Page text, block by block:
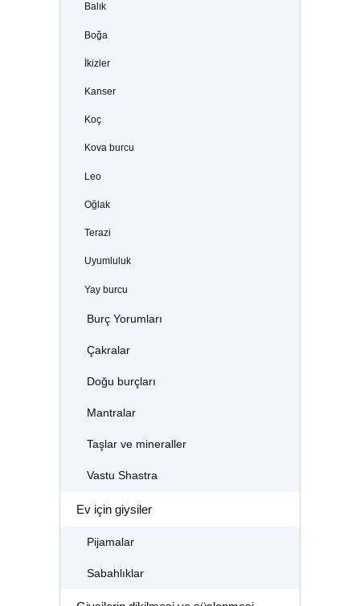
Balık
Boğa
İkizler
Kanser
Koç
Kova burcu
Leo
Oğlak
Terazi
Uyumluluk
Yay burcu
Burç Yorumları
Çakralar
Doğu burçları
Mantralar
Taşlar ve mineraller
Vastu Shastra
Ev için giysiler
Pijamalar
Sabahlıklar